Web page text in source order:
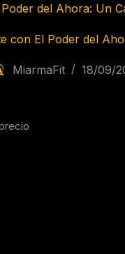
del Ahora: Un
con El Poder del
MiarmaFit 18/09/